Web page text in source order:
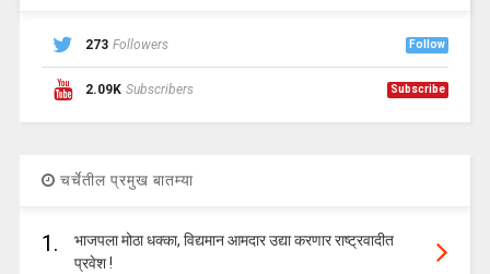
273 Followers Follow
2.09K Subscribers Subscribe
चर्चेतील प्रमुख बातम्या
1.
भाजपला मोठा धक्का, विद्यमान आमदार उद्या करणार राष्ट्रवादीत
प्रवेश !